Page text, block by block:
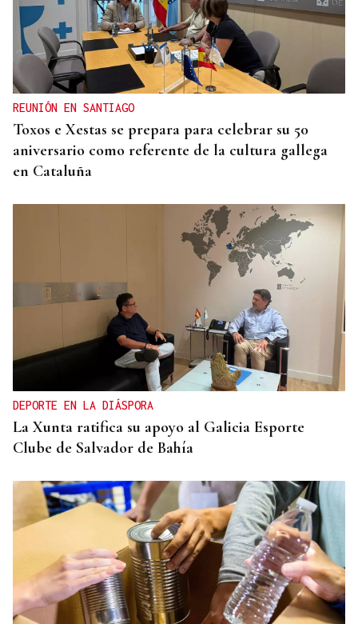
REUNIÓN EN SANTIAGO
Toxos e Xestas se prepara para celebrar su 50
aniversario como referente de la cultura gallega
en Cataluña
DEPORTE EN LA DIÁSPORA
La Xunta ratifica su apoyo al Galicia Esporte
Clube de Salvador de Bahía